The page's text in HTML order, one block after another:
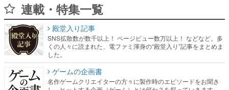
連載・特集一覧
殿堂入り記事
SNS拡散数が数千以上！ ページビュー数万以上！ などなど。多
くの人々に読まれた、電ファミ渾身の“殿堂入り”記事をまとめま
した。
ゲームの企画書
名作ゲームクリエイターの方々に製作時のエピソードをお聞き